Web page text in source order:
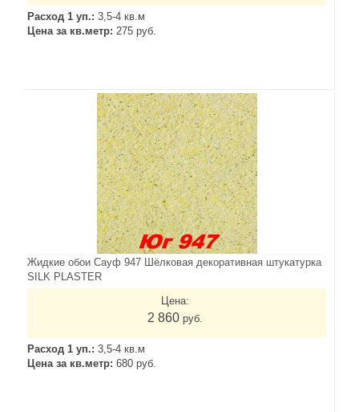
Расход 1 уп.: 3,5-4 кв.м
Цена за кв.метр: 275 руб.
Жидкие обои Сауф 947 Шёлковая декоративная штукатурка
SILK PLASTER
Цена:
2 860 руб.
Расход 1 уп.: 3,5-4 кв.м
Цена за кв.метр: 680 руб.